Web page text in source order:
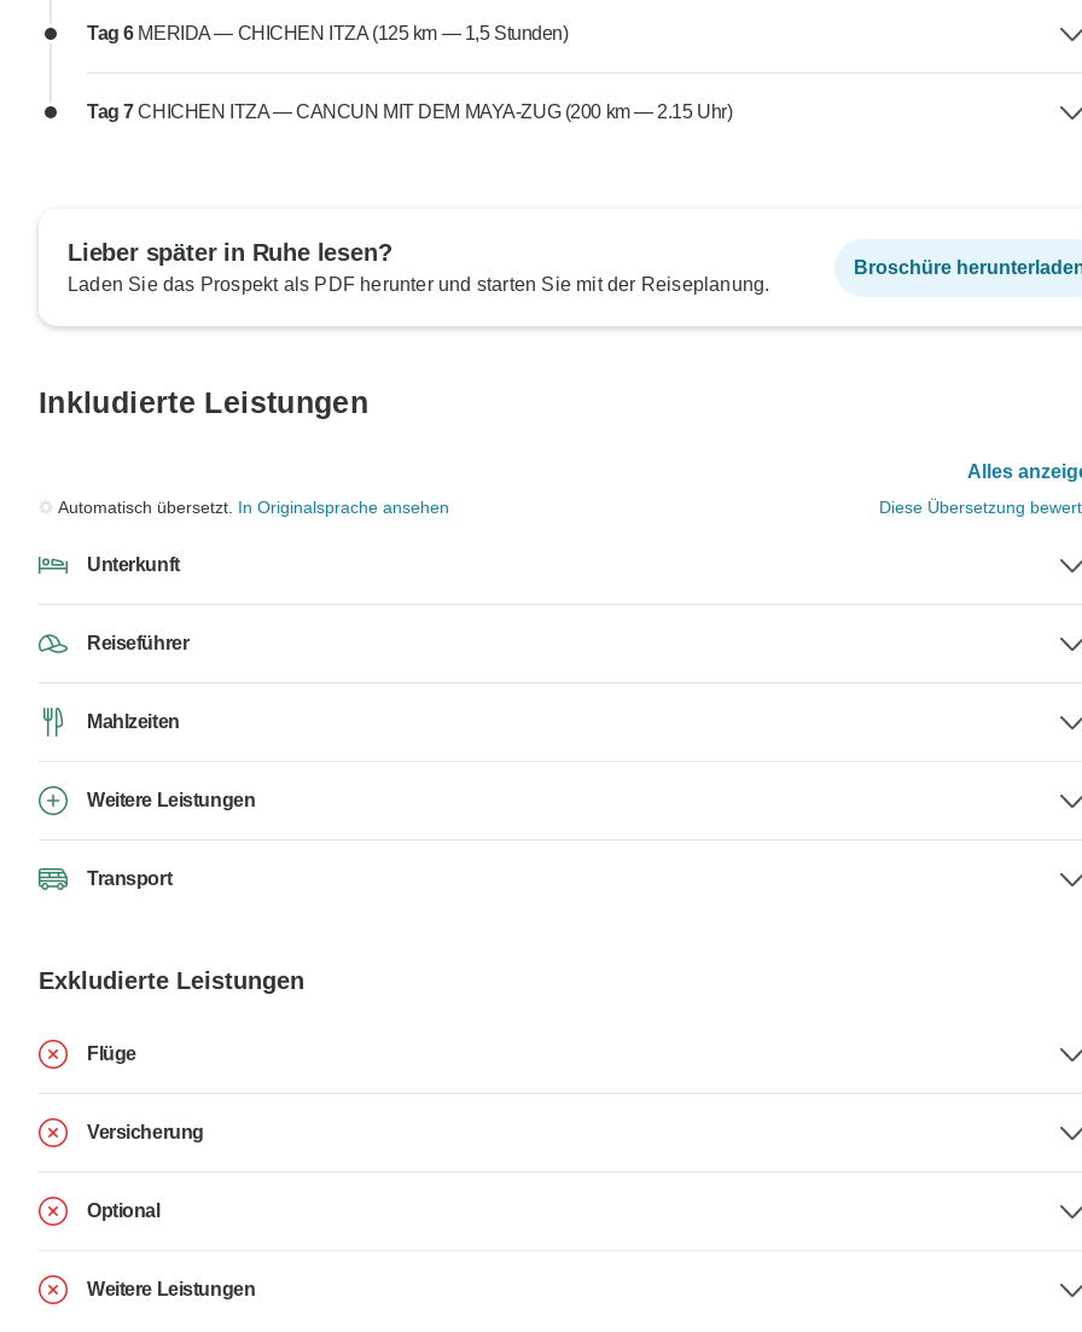
Tag 6 MERIDA — CHICHEN ITZA (125 km — 1,5 Stunden)
Tag 7CHICHEN ITZA — CANCUN MIT DEM MAYA-ZUG (200 km — 2.15 Uhr)
Lieber später in Ruhe lesen?
Laden Sie das Prospekt als PDF herunter und starten Sie mit der Reiseplanung.
Broschüre
Inkludierte Leistungen
Alles
Automatisch übersetzt. In Originalsprache ansehen Diese Übersetzung
Unterkunft
Reiseführer
Mahlzeiten
Weitere Leistungen
Transport
Exkludierte Leistungen
Flüge
Versicherung
Optional
Weitere Leistungen